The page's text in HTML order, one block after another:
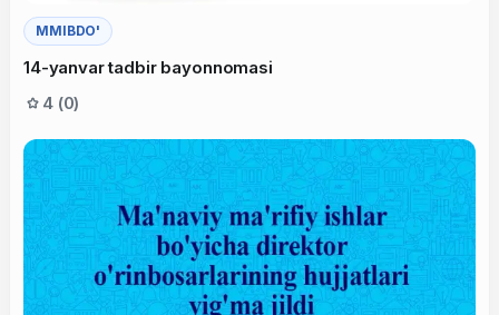
MMIBDO'
14-yanvar tadbir bayonnomasi
4 (0)